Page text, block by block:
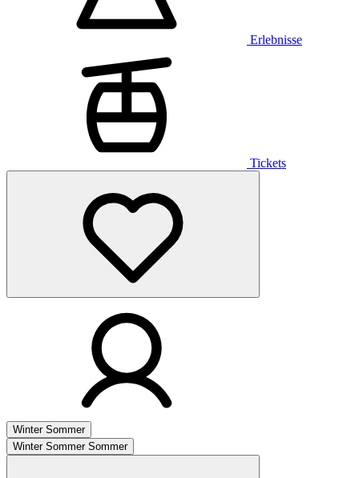
Erlebnisse
Tickets
Winter Sommer
Winter Sommer Sommer